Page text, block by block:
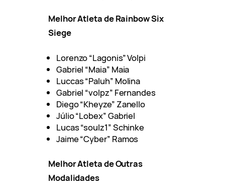
Melhor Atleta de Rainbow Six
Siege
Lorenzo “Lagonis” Volpi
Gabriel “Maia” Maia
Luccas “Paluh” Molina
Gabriel “volpz” Fernandes
Diego “Kheyze” Zanello
Júlio “Lobex” Gabriel
Lucas “soulz1” Schinke
Jaime “Cyber” Ramos
Melhor Atleta de Outras
Modalidades